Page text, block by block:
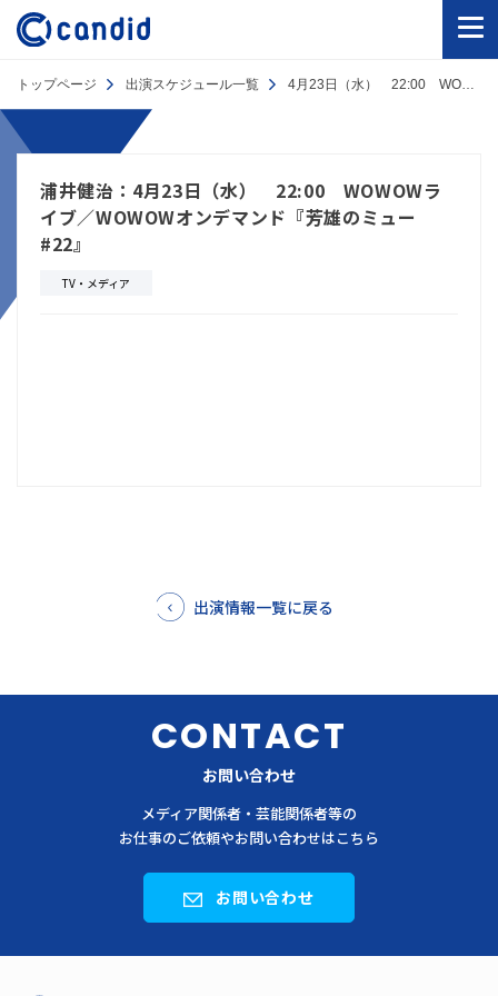
トップページ 出演スケジュール一覧 4月23日（水） 22:00 WOWOWライブ／WOWOWオンデマンド『芳雄のミュー #22』
浦井健治：4月23日（水） 22:00 WOWOWラ
イブ／WOWOWオンデマンド『芳雄のミュー
#22』
TV・メディア
出演情報一覧に戻る
CONTACT
お問い合わせ
メディア関係者・芸能関係者等の
お仕事のご依頼やお問い合わせはこちら
お問い合わせ